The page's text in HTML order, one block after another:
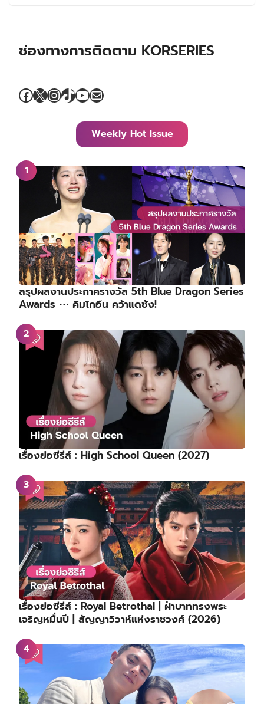
ช่องทางการติดตาม KORSERIES
Facebook
X Instagram
TikTok
YouTube
Mail
Weekly Hot Issue
สรุปผลงานประกาศรางวัล 5th Blue Dragon Series
Awards ⋯ คิมโกอึน คว้าแดซัง!
เรื่องย่อซีรีส์ : High School Queen (2027)
เรื่องย่อซีรีส์ : Royal Betrothal | ฝ่าบาททรงพระ
เจริญหมื่นปี | สัญญาวิวาห์แห่งราชวงศ์ (2026)